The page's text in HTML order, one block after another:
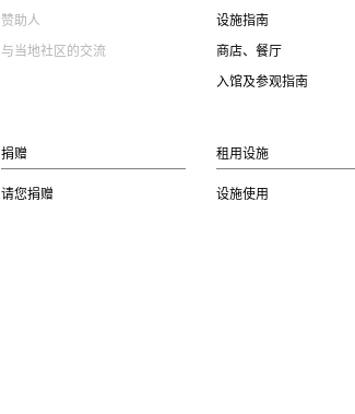
赞助人
与当地社区的交流
设施指南
商店、餐厅
入馆及参观指南
捐赠
请您捐赠
租用设施
设施使用